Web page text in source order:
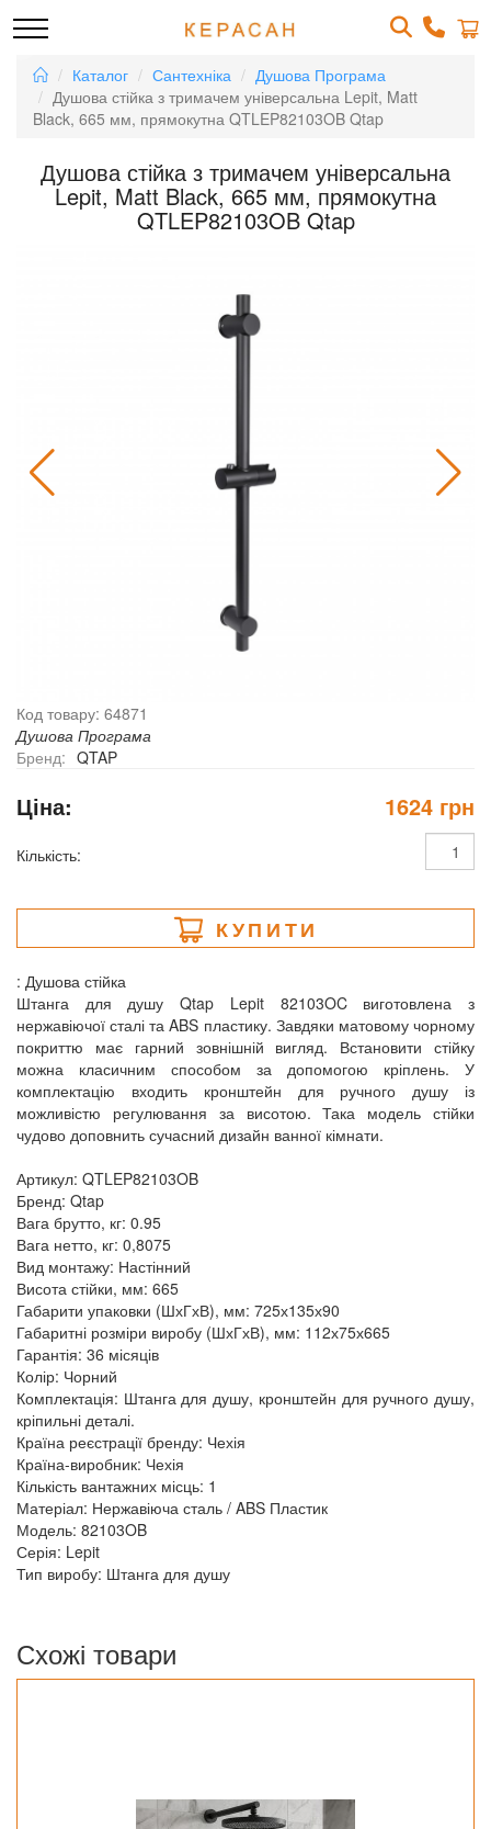
Каталог Сантехніка
Душова Програма
Душова стійка з тримачем універсальна Lepit, Matt
Black, 665 мм, прямокутна QTLEP82103OB Qtap
Душова стійка з тримачем універсальна
Lepit, Matt Black, 665 мм, прямокутна
QTLEP82103OB Qtap
Код товару: 64871
Душова Програма
Бренд: QTAP
Ціна: 1624 грн
Кількість:
КУПИТИ
: Душова стійка
Штанга для душу Qtap Lepit 82103OC виготовлена з
нержавіючої сталі та ABS пластику. Завдяки матовому чорному
покриттю має гарний зовнішній вигляд. Встановити стійку
можна класичним способом за допомогою кріплень. У
комплектацію входить кронштейн для ручного душу із
можливістю регулювання за висотою. Така модель стійки
чудово доповнить сучасний дизайн ванної кімнати.
Артикул: QTLEP82103OB
Бренд: Qtap
Вага брутто, кг: 0.95
Вага нетто, кг: 0,8075
Вид монтажу: Настінний
Висота стійки, мм: 665
Габарити упаковки (ШхГхВ), мм: 725х135х90
Габаритні розміри виробу (ШхГхВ), мм: 112х75х665
Гарантія: 36 місяців
Колір: Чорний
Комплектація: Штанга для душу, кронштейн для ручного душу,
кріпильні деталі.
Країна реєстрації бренду: Чехія
Країна-виробник: Чехія
Кількість вантажних місць: 1
Матеріал: Нержавіюча сталь / ABS Пластик
Модель: 82103OB
Серія: Lepit
Тип виробу: Штанга для душу
Схожі товари